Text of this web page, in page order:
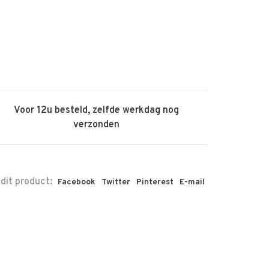
Voor 12u besteld, zelfde werkdag nog
verzonden
product: Facebook Twitter Pinterest E-mail